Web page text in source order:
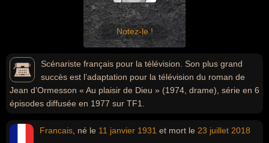
Notez-le !
Scénariste français pour la télévision. Son plus grand
succès est l’adaptation pour la télévision du roman de
Jean d’Ormesson « Au plaisir de Dieu » (1974, drame), série en 6
épisodes diffusée en 1977 sur TF1.
Francais , né le 11 janvier 1931 et mort le 23 juillet 2018